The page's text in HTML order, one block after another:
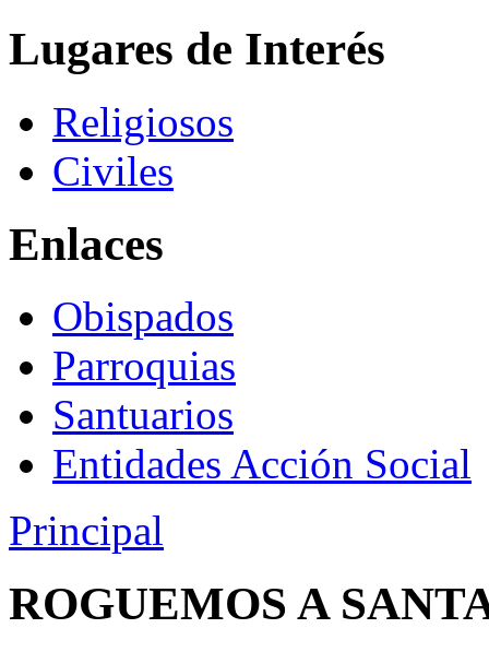
Lugares de Interés
Religiosos
Civiles
Enlaces
Obispados
Parroquias
Santuarios
Entidades Acción Social
Principal
ROGUEMOS A